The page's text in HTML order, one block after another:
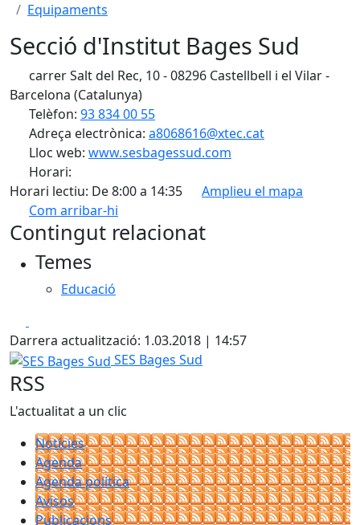
Equipaments
Secció d'Institut Bages Sud
carrer Salt del Rec, 10 - 08296 Castellbell i el Vilar -
Barcelona (Catalunya)
Telèfon: 93 834 00 55
Adreça electrònica: a8068616@xtec.cat
Lloc web: www.sesbagessud.com
Horari:
Horari lectiu: De 8:00 a 14:35
Amplieu el mapa
Com arribar-hi
+
Contingut relacionat
Temes
Educació
Darrera actualització: 1.03.2018 | 14:57
SES Bages Sud
SES Bages Sud
RSS
L'actualitat a un clic
Notícies
Agenda
Agenda política
Avisos
Publicacions